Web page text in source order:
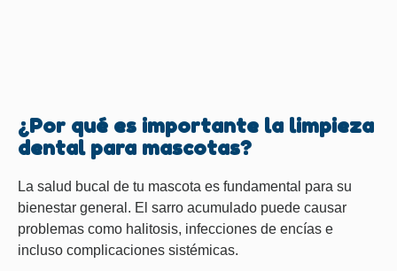
¿Por qué es importante la limpieza
dental para mascotas?
La salud bucal de tu mascota es fundamental para su
bienestar general. El sarro acumulado puede causar
problemas como halitosis, infecciones de encías e
incluso complicaciones sistémicas.